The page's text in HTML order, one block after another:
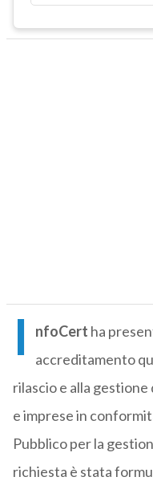
I nfoCert ha
accreditamento
rilascio e alla
e imprese in
Pubblico per la
richiesta è stata